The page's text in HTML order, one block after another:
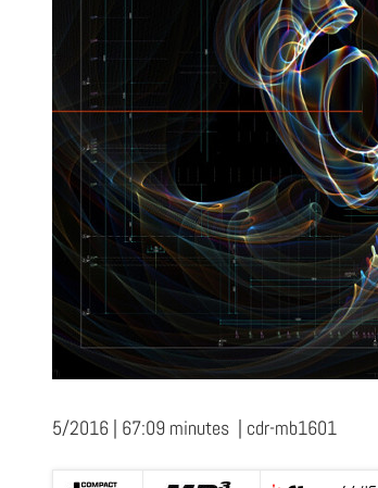
5/2016 | 67:09 minutes | cdr-mb1601